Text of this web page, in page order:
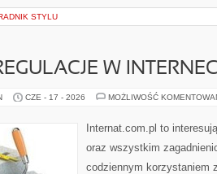
STYLU
W
CZE - 17 - 2026 MOŻLIWOŚĆ
Internat.com.pl to
oraz wszystkim
codziennym korzystaniem